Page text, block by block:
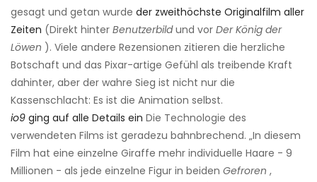
gesagt und getan wurde der zweithöchste Originalfilm aller
Zeiten (Direkt hinter Benutzerbildund vor Der König der
Löwen ). Viele andere Rezensionen zitieren die herzliche
Botschaft und das Pixar-artige Gefühl als treibende Kraft
dahinter, aber der wahre Sieg ist nicht nur die
Kassenschlacht: Es ist die Animation selbst.
io9 ging auf alle Details ein Die Technologie des
verwendeten Films ist geradezu bahnbrechend. „In diesem
Film hat eine einzelne Giraffe mehr individuelle Haare - 9
Millionen - als jede einzelne Figur in beiden Gefroren ,